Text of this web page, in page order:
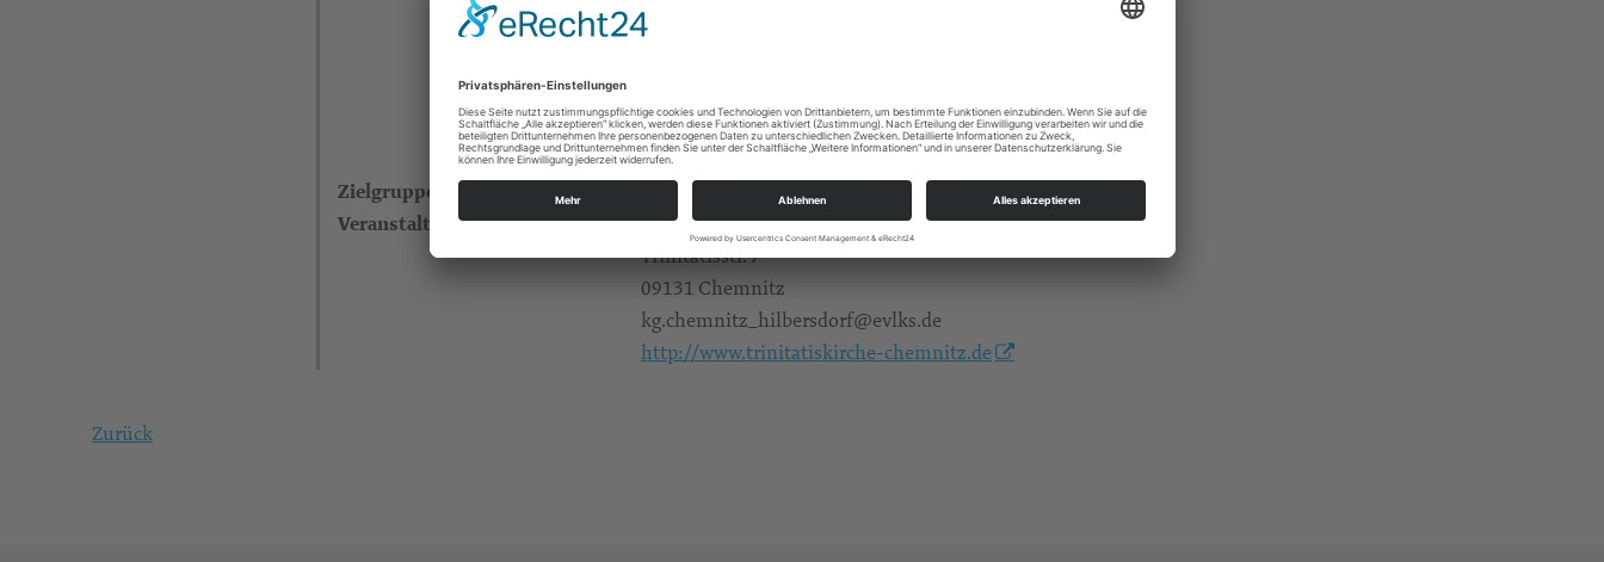
Zielgruppe Alle Zielgruppen
Veranstalter Ev.-Luth. Trinitatiskirchgemeinde Chemnitz-Hilbersdorf
Trinitatisstr. 7
09131 Chemnitz
kg.chemnitz_hilbersdorf@evlks.de
http://www.trinitatiskirche-chemnitz.de
Zurück